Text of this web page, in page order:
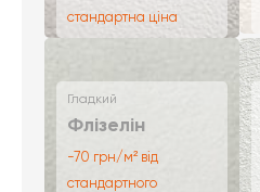
стандартна ціна
Гладкий
Флізелін
-70 грн/м² від
стандартного